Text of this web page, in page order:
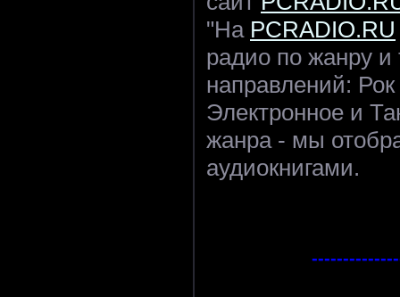
"На PCRADIO.RU
радио по жанру и
направлений:
Электронное и
жанра - мы
аудиокнигами.